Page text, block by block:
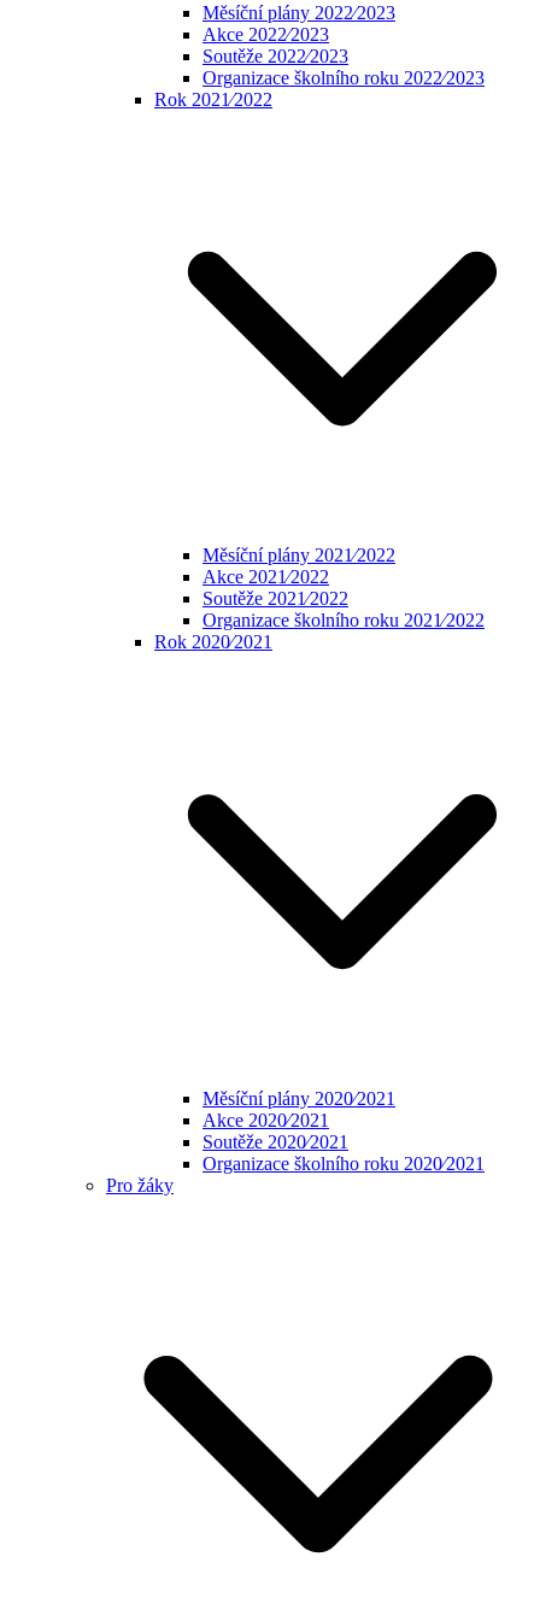
Měsíční plány 2022⁄2023
Akce 2022⁄2023
Soutěže 2022⁄2023
Organizace školního roku 2022⁄2023
Rok 2021⁄2022
Měsíční plány 2021⁄2022
Akce 2021⁄2022
Soutěže 2021⁄2022
Organizace školního roku 2021⁄2022
Rok 2020⁄2021
Měsíční plány 2020⁄2021
Akce 2020⁄2021
Soutěže 2020⁄2021
Organizace školního roku 2020⁄2021
Pro žáky